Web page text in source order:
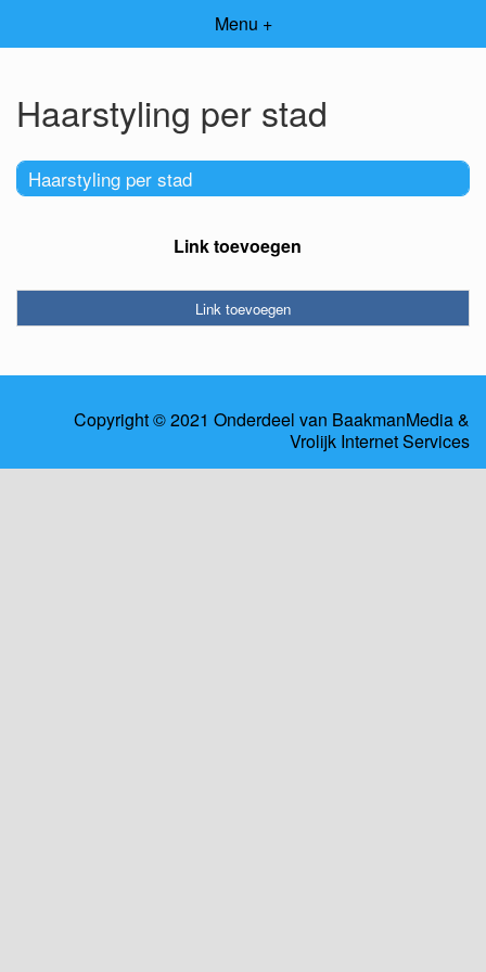
Menu +
Haarstyling per stad
Haarstyling per stad
Link toevoegen
Link toevoegen
Copyright © 2021 Onderdeel van BaakmanMedia&
Vrolijk Internet Services